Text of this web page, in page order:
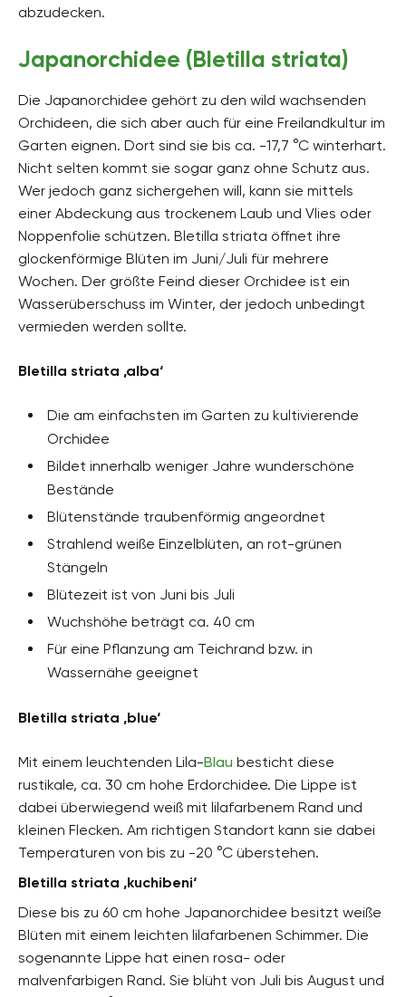
abzudecken.
Japanorchidee (Bletilla striata)
Die Japanorchidee gehört zu den wild wachsenden
Orchideen, die sich aber auch für eine Freilandkultur im
Garten eignen. Dort sind sie bis ca. -17,7 °C winterhart.
Nicht selten kommt sie sogar ganz ohne Schutz aus.
Wer jedoch ganz sichergehen will, kann sie mittels
einer Abdeckung aus trockenem Laub und Vlies oder
Noppenfolie schützen. Bletilla striata öffnet ihre
glockenförmige Blüten im Juni/Juli für mehrere
Wochen. Der größte Feind dieser Orchidee ist ein
Wasserüberschuss im Winter, der jedoch unbedingt
vermieden werden sollte.
Bletilla striata ‚alba‘
Die am einfachsten im Garten zu kultivierende
Orchidee
Bildet innerhalb weniger Jahre wunderschöne
Bestände
Blütenstände traubenförmig angeordnet
Strahlend weiße Einzelblüten, an rot-grünen
Stängeln
Blütezeit ist von Juni bis Juli
Wuchshöhe beträgt ca. 40 cm
Für eine Pflanzung am Teichrand bzw. in
Wassernähe geeignet
Bletilla striata ‚blue‘
Mit einem leuchtenden Lila-Blau besticht diese
rustikale, ca. 30 cm hohe Erdorchidee. Die Lippe ist
dabei überwiegend weiß mit lilafarbenem Rand und
kleinen Flecken. Am richtigen Standort kann sie dabei
Temperaturen von bis zu -20 °C überstehen.
Bletilla striata ‚kuchibeni‘
Diese bis zu 60 cm hohe Japanorchidee besitzt weiße
Blüten mit einem leichten lilafarbenen Schimmer. Die
sogenannte Lippe hat einen rosa- oder
malvenfarbigen Rand. Sie blüht von Juli bis August und